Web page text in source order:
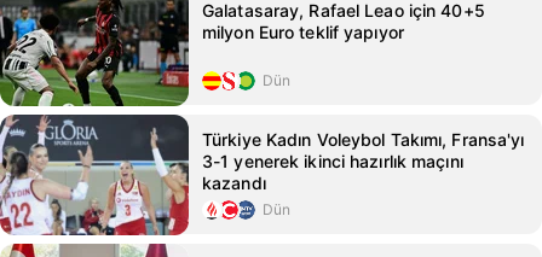
Galatasaray, Rafael Leao için 40+5
milyon Euro teklif yapıyor
Dün
Türkiye Kadın Voleybol Takımı, Fransa'yı
3-1 yenerek ikinci hazırlık maçını
kazandı
Dün